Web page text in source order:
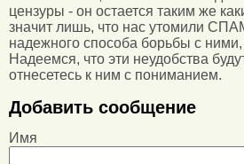
цензуры - он остается таким же
значит лишь, что нас утомили
надежного способа борьбы с
Надеемся, что эти неудобства
отнесетесь к ним с пониманием.
Добавить сообщение
Имя